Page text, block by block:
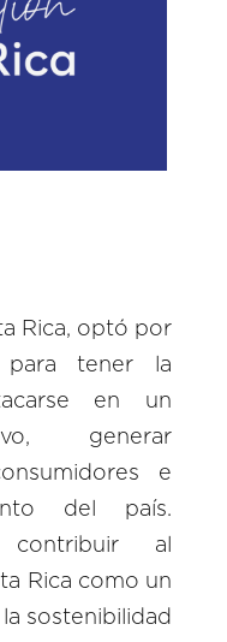
Rica, optó por
tener la
en un
generar
e
del país.
contribuir al
Rica como un
sostenibilidad